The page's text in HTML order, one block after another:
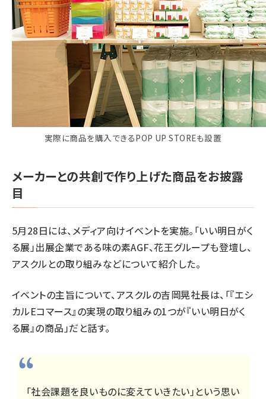
実際に商品を購入できるPOP UP STOREも設置
メーカーとの共創で作り上げた商品をお披露
目
5月28日には、メディア向けイベントを実施。「いい明日がく
る展」出展企業である味の素AGF、花王グループも登壇し、
アスクルとの取り組みなどについて紹介した。
イベントの主旨について、アスクルの吉岡晃社長は、「『エシ
カルEコマース』の実現の取り組みの1つが『いい明日がく
る展』の商品」だと話す。
「社会課題を良いものに変えていきたい」という思い